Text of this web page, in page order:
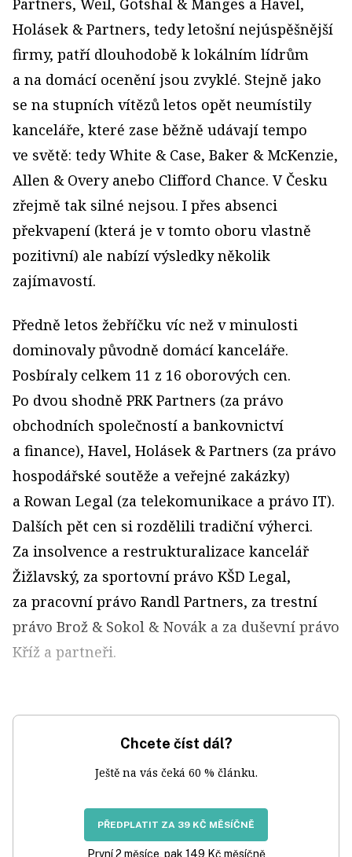
Partners, Weil, Gotshal & Manges a Havel,
Holásek & Partners, tedy letošní nejúspěšnější
firmy, patří dlouhodobě k lokálním lídrům
a na domácí ocenění jsou zvyklé. Stejně jako
se na stupních vítězů letos opět neumístily
kanceláře, které zase běžně udávají tempo
ve světě: tedy White & Case, Baker & McKenzie,
Allen & Overy anebo Clifford Chance. V Česku
zřejmě tak silné nejsou. I přes absenci
překvapení (která je v tomto oboru vlastně
pozitivní) ale nabízí výsledky několik
zajímavostí.
Předně letos žebříčku víc než v minulosti
dominovaly původně domácí kanceláře.
Posbíraly celkem 11 z 16 oborových cen.
Po dvou shodně PRK Partners (za právo
obchodních společností a bankovnictví
a finance), Havel, Holásek & Partners (za právo
hospodářské soutěže a veřejné zakázky)
a Rowan Legal (za telekomunikace a právo IT).
Dalších pět cen si rozdělili tradiční výherci.
Za insolvence a restrukturalizace kancelář
Žižlavský, za sportovní právo KŠD Legal,
za pracovní právo Randl Partners, za trestní
právo Brož & Sokol & Novák a za duševní právo
Kříž a partneři.
Chcete číst dál?
Ještě na vás čeká 60 % článku.
PŘEDPLATIT ZA 39 KČ MĚSÍČNĚ
První 2 měsíce, pak 149 Kč měsíčně